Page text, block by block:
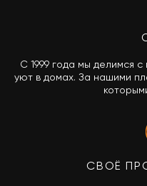
С 1999 года мы делимся
уют в домах. За нашими
СВОЁ